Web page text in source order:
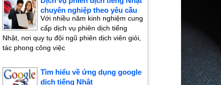
chuyên nghiệp theo yêu cầu
Với nhiều năm kinh nghiệm cung
cấp dịch vụ phiên dịch tiếng
Nhật, nơi quy tụ đội ngũ phiên dịch viên giỏi,
tác phong công việc
Tìm hiểu về ứng dụng google
dịch tiếng Nhật